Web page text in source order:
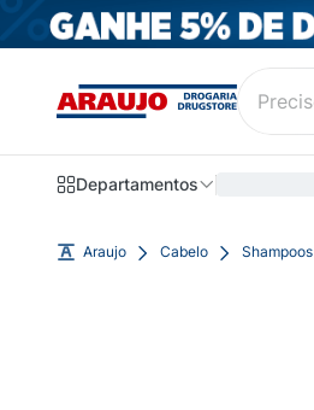
Departamentos
Araujo Cabelo Shampoos